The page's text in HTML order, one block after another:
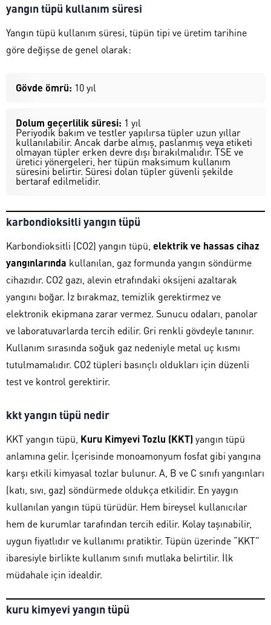
yangın tüpü kullanım süresi
Yangın tüpü kullanım süresi, tüpün tipi ve üretim tarihine
göre değişse de genel olarak:
Gövde ömrü: 10 yıl
Dolum geçerlilik süresi: 1 yıl
Periyodik bakım ve testler yapılırsa tüpler uzun yıllar
kullanılabilir. Ancak darbe almış, paslanmış veya etiketi
olmayan tüpler erken devre dışı bırakılmalıdır. TSE ve
üretici yönergeleri, her tüpün maksimum kullanım
süresini belirtir. Süresi dolan tüpler güvenli şekilde
bertaraf edilmelidir.
karbondioksitli yangın tüpü
Karbondioksitli (CO2) yangın tüpü, elektrik ve hassas cihaz
yangınlarında kullanılan, gaz formunda yangın söndürme
cihazıdır. CO2 gazı, alevin etrafındaki oksijeni azaltarak
yangını boğar. İz bırakmaz, temizlik gerektirmez ve
elektronik ekipmana zarar vermez. Sunucu odaları, panolar
ve laboratuvarlarda tercih edilir. Gri renkli gövdeyle tanınır.
Kullanım sırasında soğuk gaz nedeniyle metal uç kısmı
tutulmamalıdır. CO2 tüpleri basınçlı oldukları için düzenli
test ve kontrol gerektirir.
kkt yangın tüpü nedir
KKT yangın tüpü, Kuru Kimyevi Tozlu (KKT) yangın tüpü
anlamına gelir. İçerisinde monoamonyum fosfat gibi yangına
karşı etkili kimyasal tozlar bulunur. A, B ve C sınıfı yangınları
(katı, sıvı, gaz) söndürmede oldukça etkilidir. En yaygın
kullanılan yangın tüpü türüdür. Hem bireysel kullanıcılar
hem de kurumlar tarafından tercih edilir. Kolay taşınabilir,
uygun fiyatlıdır ve kullanımı pratiktir. Tüpün üzerinde “KKT”
ibaresiyle birlikte kullanım sınıfı mutlaka belirtilir. İlk
müdahale için idealdir.
kuru kimyevi yangın tüpü